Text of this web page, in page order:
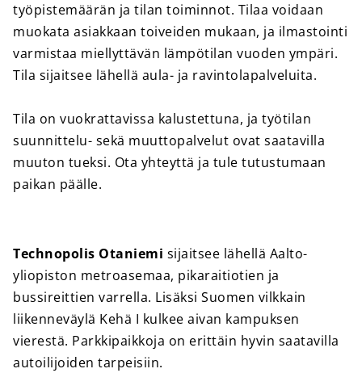
työpistemäärän ja tilan toiminnot. Tilaa voidaan
muokata asiakkaan toiveiden mukaan, ja ilmastointi
varmistaa miellyttävän lämpötilan vuoden ympäri.
Tila sijaitsee lähellä aula- ja ravintolapalveluita.
Tila on vuokrattavissa kalustettuna, ja työtilan
suunnittelu- sekä muuttopalvelut ovat saatavilla
muuton tueksi. Ota yhteyttä ja tule tutustumaan
paikan päälle.
Technopolis Otaniemi sijaitsee lähellä Aalto-
yliopiston metroasemaa, pikaraitiotien ja
bussireittien varrella. Lisäksi Suomen vilkkain
liikenneväylä Kehä I kulkee aivan kampuksen
vierestä. Parkkipaikkoja on erittäin hyvin saatavilla
autoilijoiden tarpeisiin.